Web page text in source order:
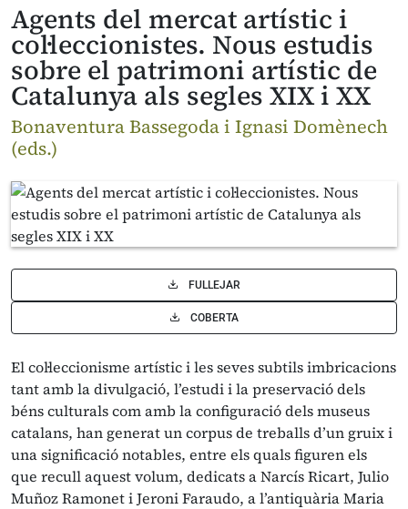
Agents del mercat artístic i
col·leccionistes. Nous estudis
sobre el patrimoni artístic de
Catalunya als segles XIX i XX
Bonaventura Bassegoda i Ignasi Domènech
(eds.)
FULLEJAR
COBERTA
El col·leccionisme artístic i les seves subtils imbricacions
tant amb la divulgació, l’estudi i la preservació dels
béns culturals com amb la configuració dels museus
catalans, han generat un corpus de treballs d’un gruix i
una significació notables, entre els quals figuren els
que recull aquest volum, dedicats a Narcís Ricart, Julio
Muñoz Ramonet i Jeroni Faraudo, a l’antiquària Maria